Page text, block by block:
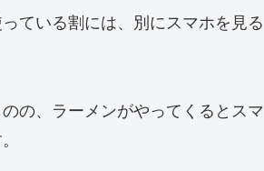
ている割には、別にスマホを見る
の、ラーメンがやってくるとスマ